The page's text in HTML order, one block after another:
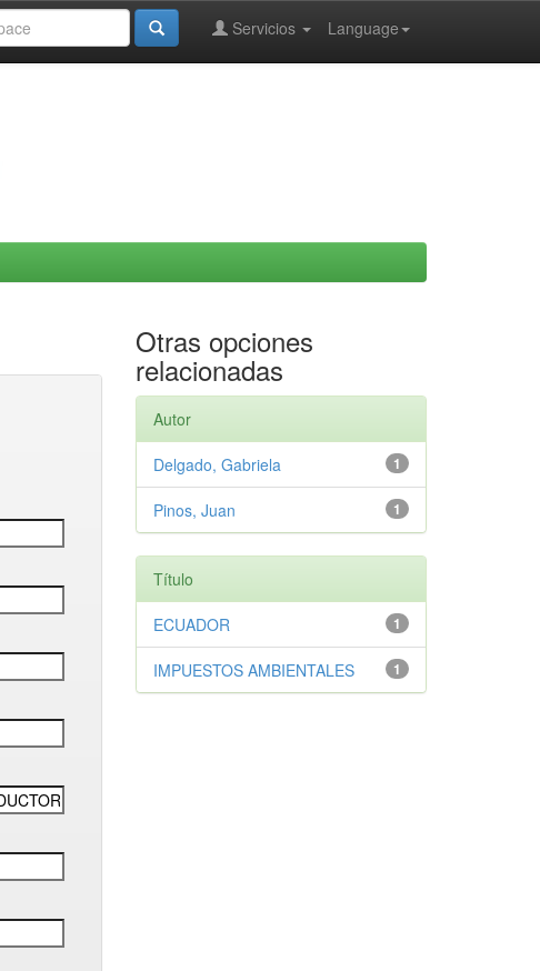
Language
Servicios
Otras opciones
relacionadas
Autor
1
Delgado, Gabriela
1
Pinos, Juan
Título
1
ECUADOR
1
IMPUESTOS AMBIENTALES